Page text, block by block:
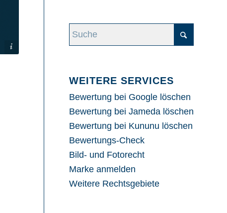
WEITERE SERVICES
Bewertung bei Google löschen
Bewertung bei Jameda löschen
Bewertung bei Kununu löschen
Bewertungs-Check
Bild- und Fotorecht
Marke anmelden
Weitere Rechtsgebiete